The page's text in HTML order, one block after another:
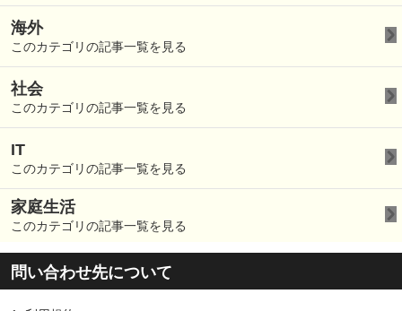
海外
このカテゴリの記事一覧を見る
社会
このカテゴリの記事一覧を見る
IT
このカテゴリの記事一覧を見る
家庭生活
このカテゴリの記事一覧を見る
問い合わせ先について